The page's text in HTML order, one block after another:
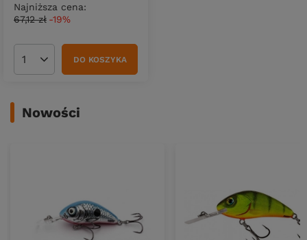
Najniższa cena:
67,12 zł -19%
Ilość produktówDO KOSZYKA
Nowości